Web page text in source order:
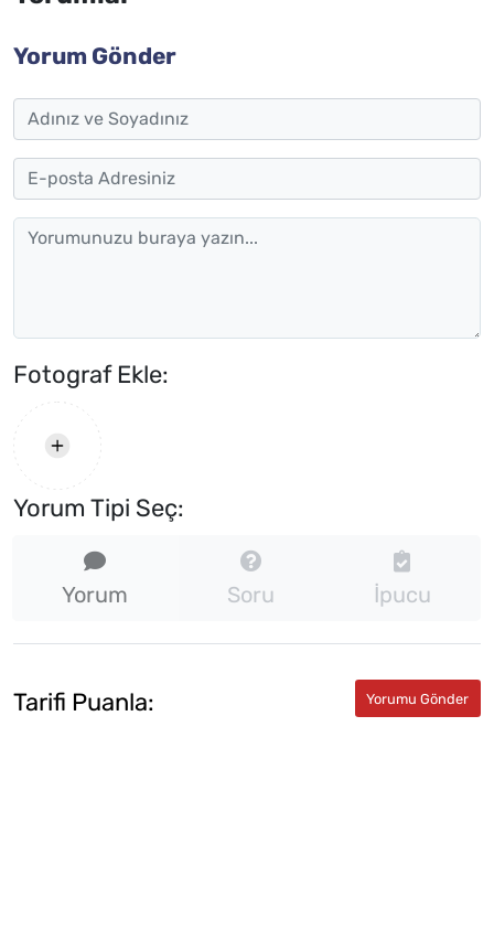
Yorum Gönder
Fotograf Ekle:
Yorum Tipi Seç:
Yorum Soru İpucu
Tarifi Puanla: